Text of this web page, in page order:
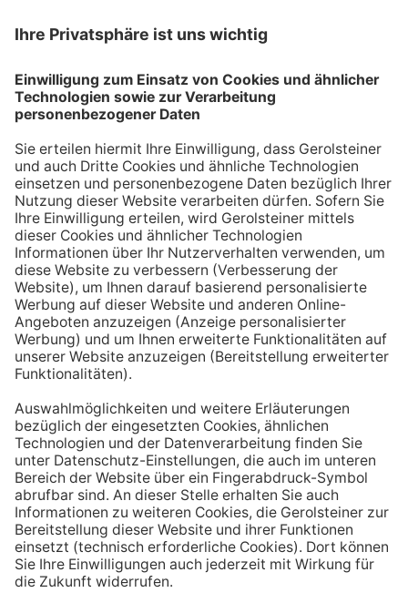
nicht vergisst. Denke daran, auch unterwegs immer
etwas Wasser dabei zu haben. Kleine PET-Flaschen mit
hinnehmen.
Tipp #2: Trinke direkt nach dem Aufstehen
Über Nacht verliert dein Körper Flüssigkeit. Um gut in
den Tag zu starten, solltest du deshalb direkt nach dem
Aufstehen ein großes Glas Wasser trinken. Stelle dir
zum Beispiel eine Flasche Mineralwasser direkt ans
Bett, damit du dieses kleine Morgenritual sofort
durchführen kannst.
Tipp #3: Vor und während jeder Mahlzeit
ein Glas Wasser trinken
Dadurch verknüpfst du das Trinken mit einem Ereignis.
einer Mahlzeit trinken, unterstützt du außerdem die
Produktion von Verdauungssäften. Zusätzlich fördert
das Trinken während des Essens das Sättigungsgefühl.
Tipp #4: Peppe dein Wasser auf
Wenn dir der Geschmack von purem Mineralwasser
nicht reichen sollte, dann kannst du deine Getränke mit
einfachen Mitteln verfeinern. Mische dir einfach